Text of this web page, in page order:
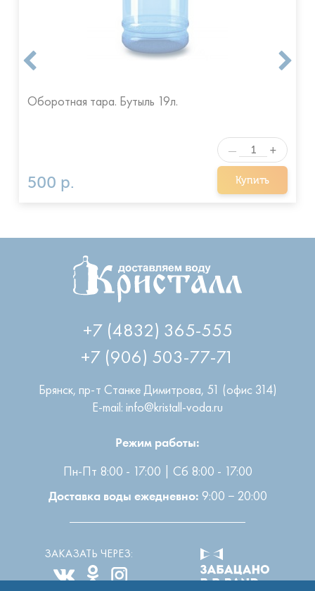
Оборотная тара. Бутыль 19л.
500 р. Купить
— +
+7 (4832) 365-555
+7 (906) 503-77-71
Брянск
пр-т Станке Димитрова, 51 (офис 314)
E-mail: info@kristall-voda.ru
Режим работы:
Пн-Пт 8:00 - 17:00 | Сб 8:00 - 17:00
Доставка воды ежедневно: 9:00 − 20:00
ЗАКАЗАТЬ ЧЕРЕЗ: